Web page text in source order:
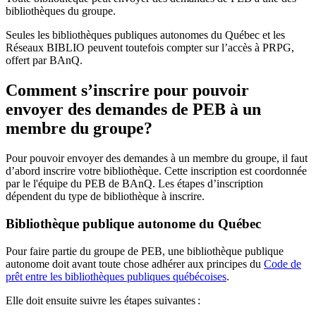
bibliothèques du groupe.
Seules les bibliothèques publiques autonomes du Québec et les
Réseaux BIBLIO peuvent toutefois compter sur l’accès à PRPG,
offert par BAnQ.
Comment s’inscrire pour pouvoir
envoyer des demandes de PEB à un
membre du groupe?
Pour pouvoir envoyer des demandes à un membre du groupe, il faut
d’abord inscrire votre bibliothèque. Cette inscription est coordonnée
par le l'équipe du PEB de BAnQ. Les étapes d’inscription
dépendent du type de bibliothèque à inscrire.
Bibliothèque publique autonome du Québec
Pour faire partie du groupe de PEB, une bibliothèque publique
autonome doit avant toute chose adhérer aux principes du Code de
prêt entre les bibliothèques publiques québécoises.
Elle doit ensuite suivre les étapes suivantes :